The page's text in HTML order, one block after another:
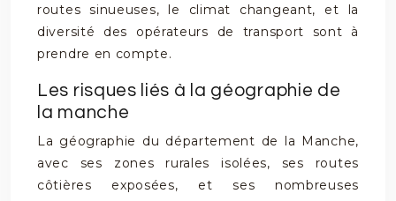
routes sinueuses, le climat changeant, et la
diversité des opérateurs de transport sont à
prendre en compte.
Les risques liés à la géographie de
la manche
La géographie du département de la Manche,
avec ses zones rurales isolées, ses routes
côtières exposées, et ses nombreuses